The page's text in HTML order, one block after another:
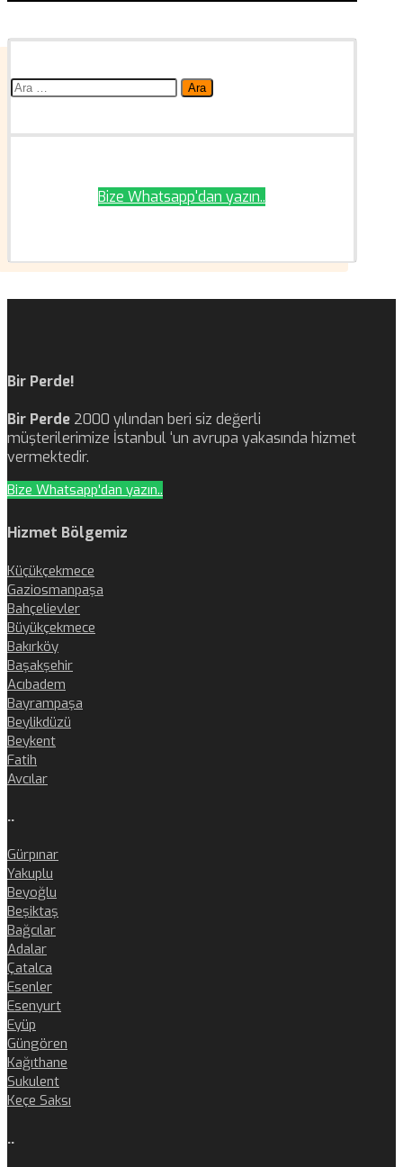
Arama:
Bize Whatsapp'dan yazın..
Bir Perde!
Bir Perde 2000 yılından beri siz değerli
müşterilerimize İstanbul ‘un avrupa yakasında hizmet
vermektedir.
Bize Whatsapp'dan yazın..
Hizmet Bölgemiz
Küçükçekmece
Gaziosmanpaşa
Bahçelievler
Büyükçekmece
Bakırköy
Başakşehir
Acıbadem
Bayrampaşa
Beylikdüzü
Beykent
Fatih
Avcılar
..
Gürpınar
Yakuplu
Beyoğlu
Beşiktaş
Bağcılar
Adalar
Çatalca
Esenler
Esenyurt
Eyüp
Güngören
Kağıthane
Sukulent
Keçe Saksı
..